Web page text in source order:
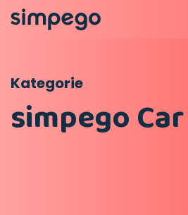
Kategorie
simpego Car